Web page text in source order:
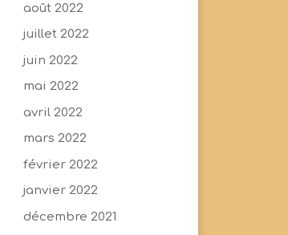
août 2022
juillet 2022
juin 2022
mai 2022
avril 2022
mars 2022
février 2022
janvier 2022
décembre 2021